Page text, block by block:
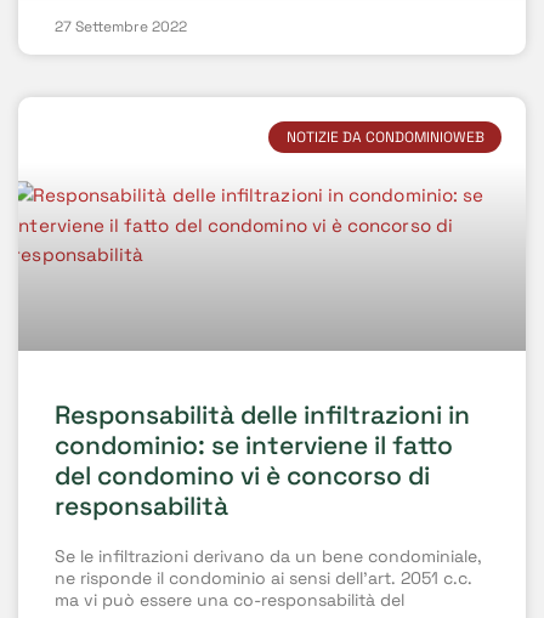
27 Settembre 2022
NOTIZIE DA CONDOMINIOWEB
Responsabilità delle infiltrazioni in
condominio: se interviene il fatto
del condomino vi è concorso di
responsabilità
Se le infiltrazioni derivano da un bene condominiale,
ne risponde il condominio ai sensi dell’art. 2051 c.c.
ma vi può essere una co-responsabilità del